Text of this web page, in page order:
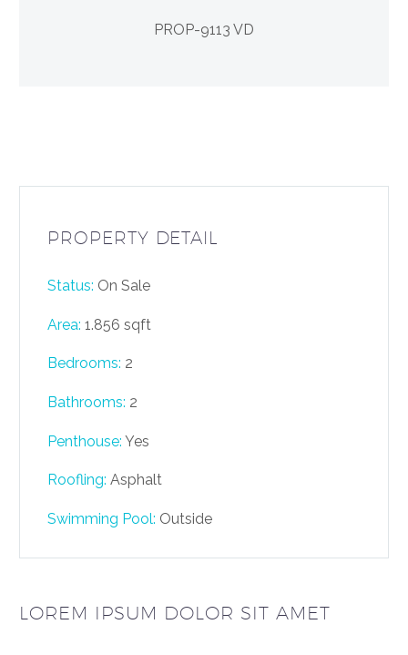
PROP-9113 VD
PROPERTY DETAIL
Status: On Sale
Area: 1.856 sqft
Bedrooms: 2
Bathrooms: 2
Penthouse: Yes
Roofling: Asphalt
Swimming Pool: Outside
LOREM IPSUM DOLOR SIT AMET